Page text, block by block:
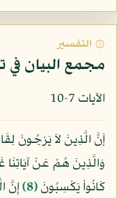
۞ التفسير
مجمع البيان في
الآيات 7-10
إَنَّ الَّذِينَ لاَ يَرْجُونَ
وَالَّذِينَ هُمْ عَنْ آيَاتِنَا
كَانُواْ يَكْسِبُونَ﴿8﴾
إِنَّ